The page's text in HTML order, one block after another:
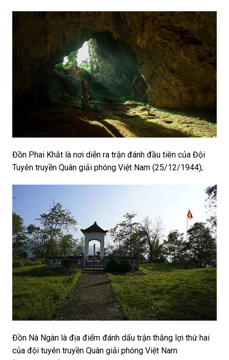
Đồn Phai Khắt là nơi diễn ra trận đánh đầu tiên của Đội
Tuyên truyền Quân giải phóng Việt Nam (25/12/1944);
Đồn Nà Ngàn là địa điểm đánh dấu trận thắng lợi thứ hai
của đội tuyên truyền Quân giải phóng Việt Nam